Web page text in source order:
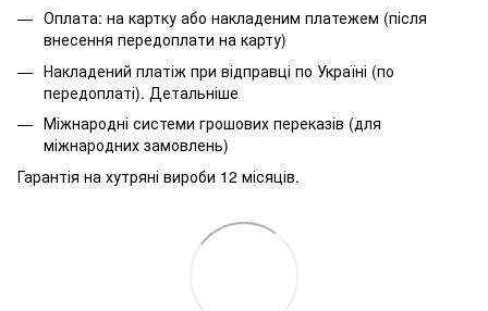
Оплата: на картку або накладеним платежем (після
внесення передоплати на карту)
Накладений платіж при відправці по Україні (по
передоплаті). Детальніше
Міжнародні системи грошових переказів (для
міжнародних замовлень)
Гарантія на хутряні вироби 12 місяців.